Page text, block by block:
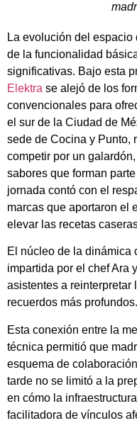
La evolución del
de la funcionalidad
significativas. Bajo esta
Elektra se alejó de los
convencionales para
el sur de la Ciudad de
sede de Cocina y Punto,
competir por un
sabores que forman
jornada contó con el
marcas que aportaron el
elevar las recetas
El núcleo de la dinámica
impartida por el chef Ara
asistentes a
recuerdos más profundos.
Esta conexión entre la
técnica permitió que
esquema de
tarde no se limitó a la
en cómo la
facilitadora de vínculos